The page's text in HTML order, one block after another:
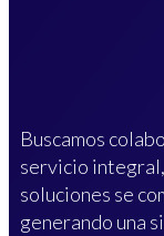
Buscamos
servicio
soluciones se
generando una